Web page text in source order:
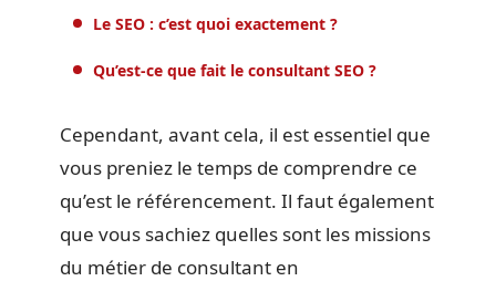
Le SEO : c’est quoi exactement ?
Qu’est-ce que fait le consultant SEO ?
Cependant, avant cela, il est essentiel que
vous preniez le temps de comprendre ce
qu’est le référencement. Il faut également
que vous sachiez quelles sont les missions
du métier de consultant en